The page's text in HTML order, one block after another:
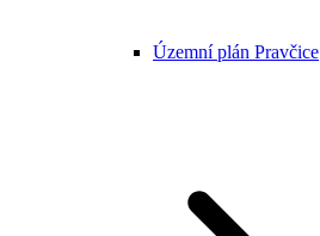
Územní plán Pravčice